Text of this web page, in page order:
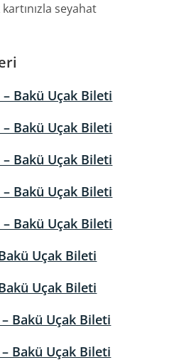
seyahat
Bakü Uçak Bileti
Bakü Uçak Bileti
Bakü Uçak Bileti
Bakü Uçak Bileti
Bakü Uçak Bileti
Uçak Bileti
Uçak Bileti
Bakü Uçak Bileti
Bakü Uçak Bileti